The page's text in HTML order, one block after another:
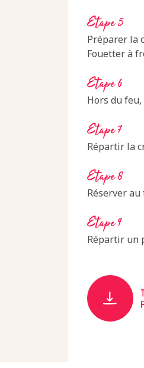
Etape 5
Préparer la
Fouetter à
Etape 6
Hors du
Etape 7
Répartir la
Etape 8
Réserver
Etape 9
Répartir un